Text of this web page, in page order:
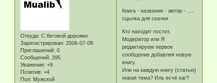
Откуда: С беговой дорожки
Зарегистрирован: 2006-07-09
Приглашений: 0
Сообщений: 395
Уважение: +9
Позитив: +4
Пол: Мужской
Книга - название - автор - .....
сцылка для скачки
Кто находит постит,
Модератор или Я
редактируем первое
сообщение добавляя новую
книгу.
Или на каждую книгу (статью)
новая тема? Иль есчё каг?